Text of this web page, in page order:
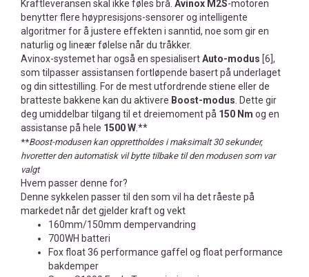
Kraftleveransen skal ikke føles brå. Avinox M2S-motoren
benytter flere høypresisjons-sensorer og intelligente
algoritmer for å justere effekten i sanntid, noe som gir en
naturlig og lineær følelse når du tråkker.
Avinox-systemet har også en spesialisertAuto-modus [6],
som tilpasser assistansen fortløpende basert på underlaget
og din sittestilling. For de mest utfordrende stiene eller de
bratteste bakkene kan du aktivere Boost-modus . Dette gir
deg umiddelbar tilgang til et dreiemoment på 150 Nm og en
assistanse på hele 1500 W.**
**Boost-modusen kan opprettholdes i maksimalt 30 sekunder,
hvoretter den automatisk vil bytte tilbake til den modusen som var
valgt
Hvem passer denne for?
Denne sykkelen passer til den som vil ha det råeste på
markedet når det gjelder kraft og vekt
160mm/150mm dempervandring
700WH batteri
Fox float 36 performance gaffel og float performance
bakdemper